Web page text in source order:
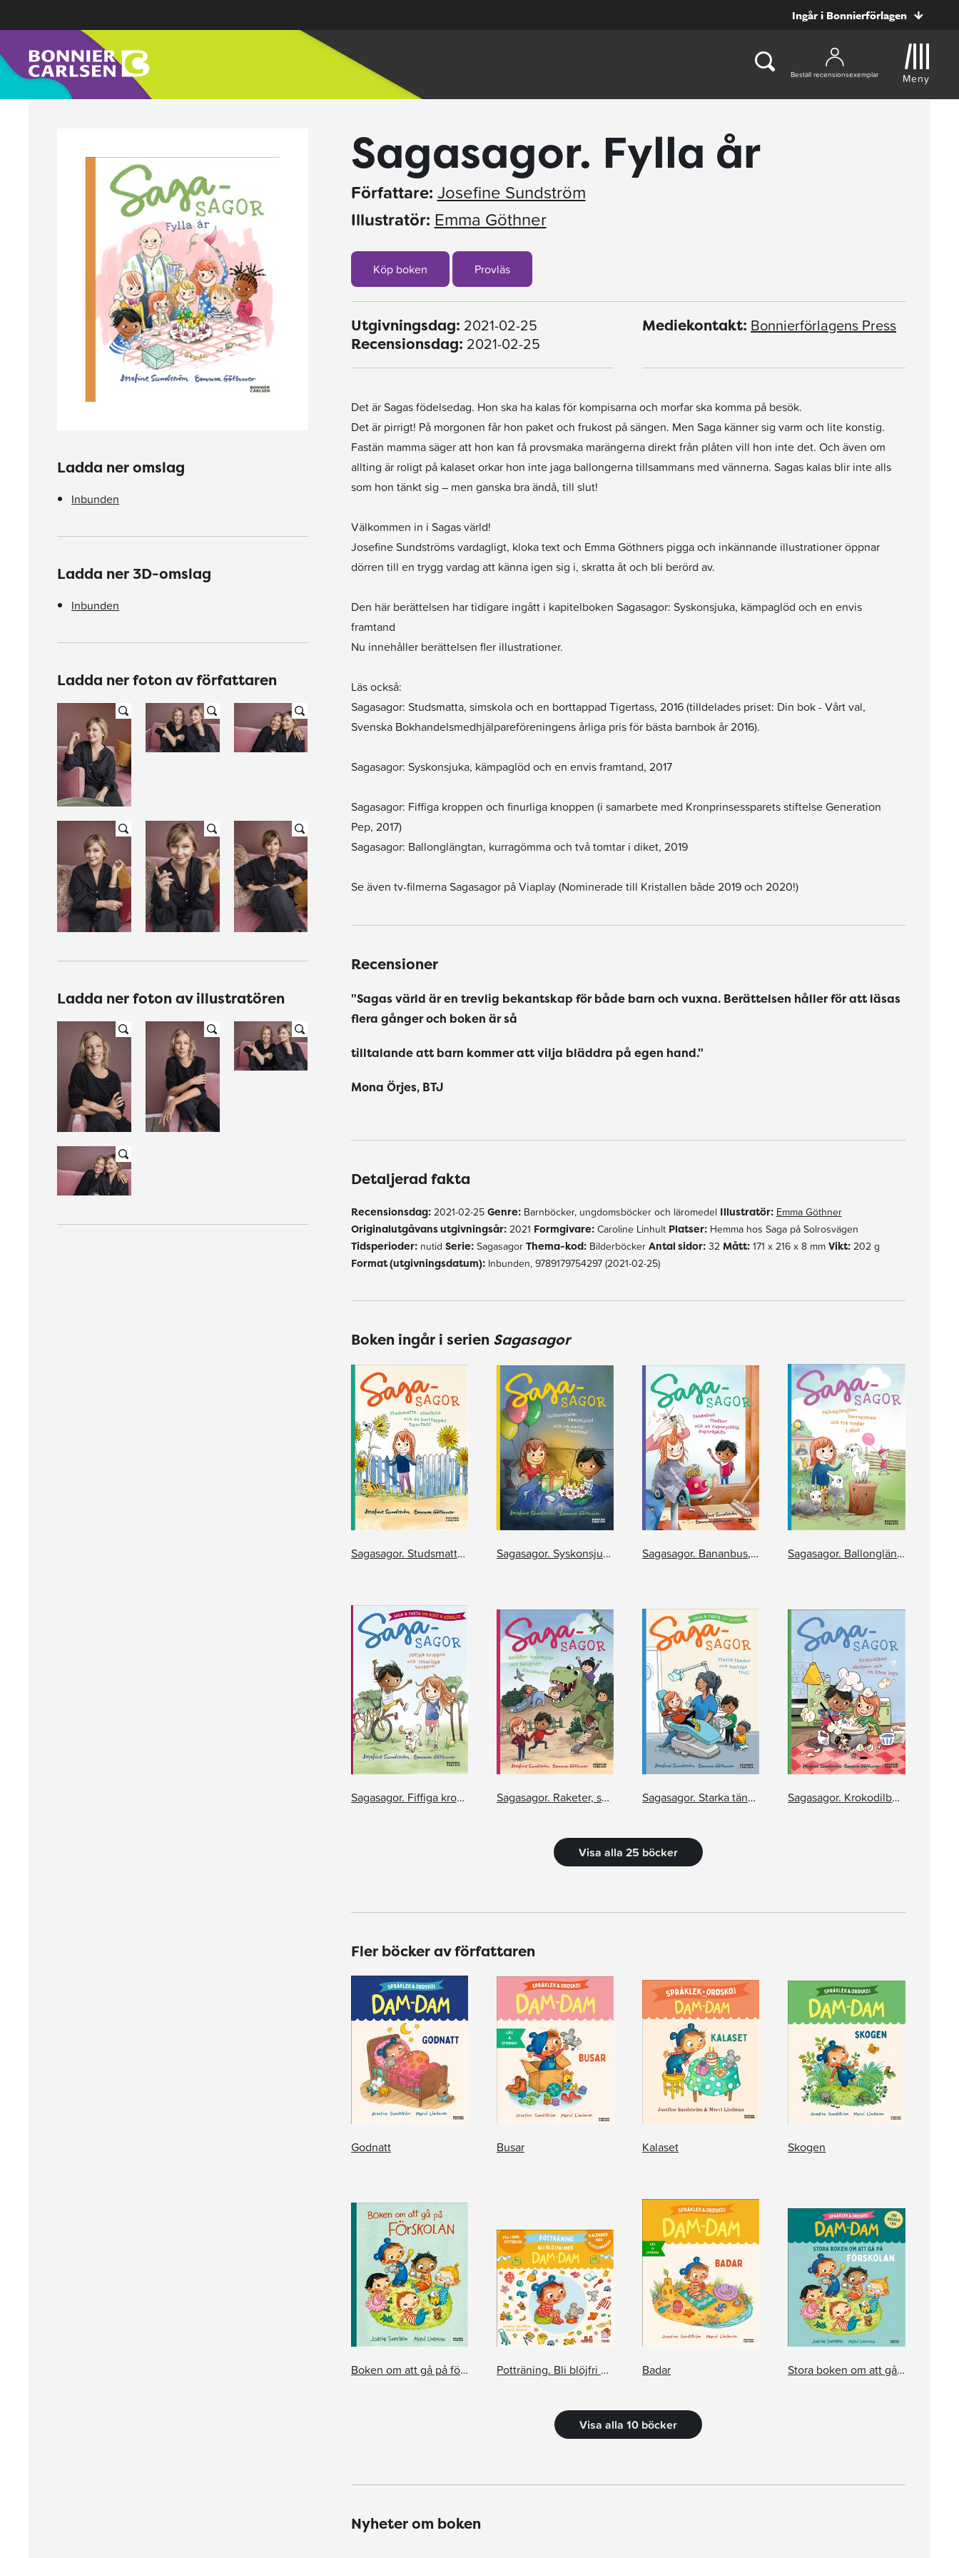
Ingår i Bonnierförlagen
Beställ recensionsexemplar Meny
Ladda ner omslag
Inbunden
Ladda ner 3D-omslag
Inbunden
Ladda ner foton av författaren
Ladda ner foton av illustratören
Sagasagor. Fylla år
Författare: Josefine Sundström
Illustratör: Emma Göthner
Köp boken Provläs
Utgivningsdag: 2021-02-25
Recensionsdag: 2021-02-25
Mediekontakt: Bonnierförlagens Press
Det är Sagas födelsedag. Hon ska ha kalas för kompisarna och morfar ska komma på besök.
Det är pirrigt! På morgonen får hon paket och frukost på sängen. Men Saga känner sig varm och lite konstig.
Fastän mamma säger att hon kan få provsmaka marängerna direkt från plåten vill hon inte det. Och även om
allting är roligt på kalaset orkar hon inte jaga ballongerna tillsammans med vännerna. Sagas kalas blir inte alls
som hon tänkt sig – men ganska bra ändå, till slut!
Välkommen in i Sagas värld!
Josefine Sundströms vardagligt, kloka text och Emma Göthners pigga och inkännande illustrationer öppnar
dörren till en trygg vardag att känna igen sig i, skratta åt och bli berörd av.
Den här berättelsen har tidigare ingått i kapitelboken Sagasagor: Syskonsjuka, kämpaglöd och en envis
framtand
Nu innehåller berättelsen fler illustrationer.
Läs också:
Sagasagor: Studsmatta, simskola och en borttappad Tigertass, 2016 (tilldelades priset: Din bok - Vårt val,
Svenska Bokhandelsmedhjälpareföreningens årliga pris för bästa barnbok år 2016).
Sagasagor: Syskonsjuka, kämpaglöd och en envis framtand, 2017
Sagasagor: Fiffiga kroppen och finurliga knoppen (i samarbete med Kronprinsessparets stiftelse Generation
Pep, 2017)
Sagasagor: Ballonglängtan, kurragömma och två tomtar i diket, 2019
Se även tv-filmerna Sagasagor på Viaplay (Nominerade till Kristallen både 2019 och 2020!)
Recensioner
"Sagas värld är en trevlig bekantskap för både barn och vuxna. Berättelsen håller för att läsas
flera gånger och boken är så
tilltalande att barn kommer att vilja bläddra på egen hand."
Mona Örjes, BTJ
Detaljerad fakta
Recensionsdag:2021-02-25 Genre:Barnböcker, ungdomsböcker och läromedel Illustratör: Emma Göthner
Originalutgåvans utgivningsår:2021 Formgivare:Caroline Linhult Platser:Hemma hos Saga på Solrosvägen
Tidsperioder:nutid Serie:Sagasagor Thema-kod:Bilderböcker Antal sidor:32 Mått:171 x 216 x 8 mm Vikt:202 g
Format (utgivningsdatum):Inbunden, 9789179754297 (2021-02-25)
Boken ingår i serien Sagasagor
Sagasagor. Studsmatta, simskola och en borttappad tigertass Sagasagor. Syskonsjuka, kämpaglöd och en envis framtand Sagasagor. Bananbus, finskor och en superjobbig superhjälte Sagasagor. Ballonglängtan, kurragömma och två tomtar i diket
Sagasagor. Fiffiga kroppen och finurliga knoppen Sagasagor. Raketer, småfåglar och hungriga dinosaurier Sagasagor. Starka tänder och taskiga troll. Saga och fakta om tänder Sagasagor. Krokodilbad, skolpirr och en liten lögn
Visa alla 25 böcker
Fler böcker av författaren
Godnatt Busar Kalaset Skogen
Boken om att gå på förskolan Potträning. Bli blöjfri med Dam-Dam Badar Stora boken om att gå på förskolan
Visa alla 10 böcker
Nyheter om boken